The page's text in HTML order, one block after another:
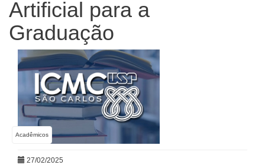
Artificial para a
Graduação
Acadêmicos
27/02/2025